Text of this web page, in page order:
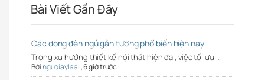
Bài Viết Gần Đây
Các dòng đèn ngủ gắn tường phổ biến hiện nay
Trong xu hướng thiết kế nội thất hiện đại, việc tối ưu …
Bởinguoiaylaai,6 giờ trước